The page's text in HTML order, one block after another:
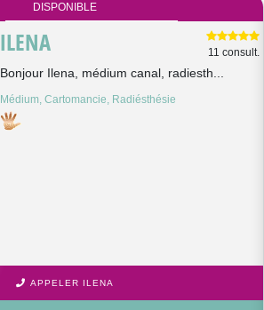
DISPONIBLE
ILENA 11 consult.
Bonjour Ilena, médium canal, radiesth...
Médium, Cartomancie, Radiésthésie
APPELER ILENA